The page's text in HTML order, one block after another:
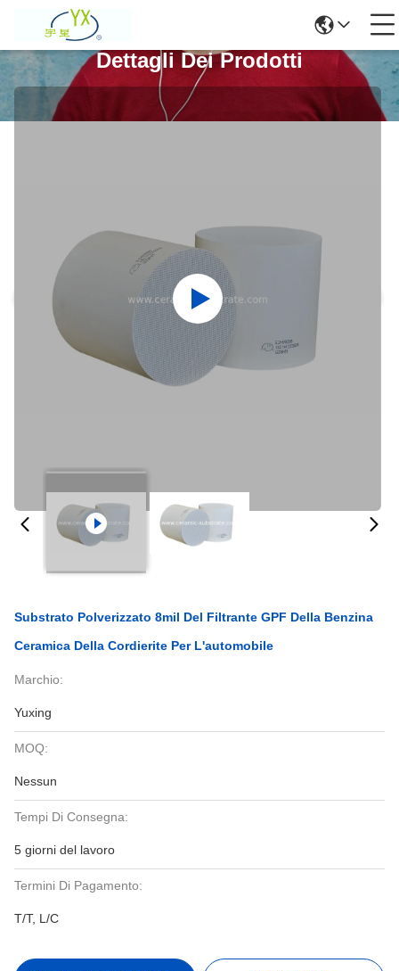
Dettagli Dei Prodotti
Substrato Polverizzato 8mil Del Filtrante GPF Della Benzina
Ceramica Della Cordierite Per L'automobile
Marchio:
Yuxing
MOQ:
Nessun
Tempi Di Consegna:
5 giorni del lavoro
Termini Di Pagamento:
T/T, L/C